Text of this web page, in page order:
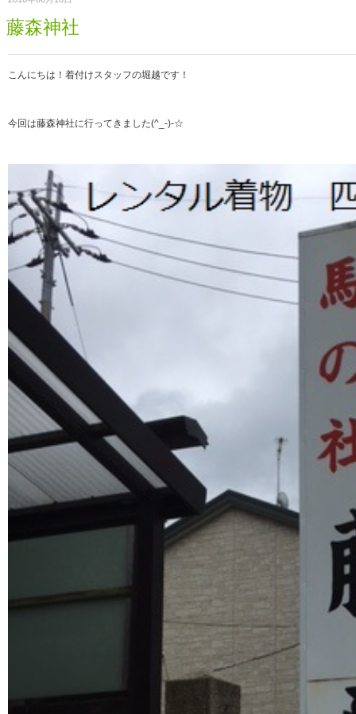
藤森神社
こんにちは！着付けスタッフの堀越です！
今回は藤森神社に行ってきました(^_-)-☆